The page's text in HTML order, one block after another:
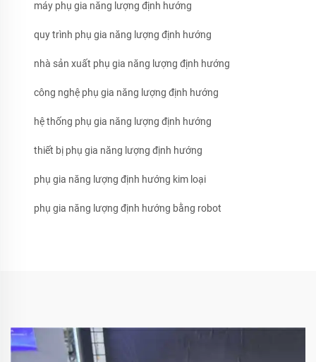
máy phụ gia năng lượng định hướng
quy trình phụ gia năng lượng định hướng
nhà sản xuất phụ gia năng lượng định hướng
công nghệ phụ gia năng lượng định hướng
hệ thống phụ gia năng lượng định hướng
thiết bị phụ gia năng lượng định hướng
phụ gia năng lượng định hướng kim loại
phụ gia năng lượng định hướng bằng robot